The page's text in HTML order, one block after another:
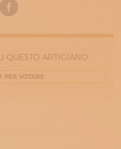
- 13:00
- 19:30
- 20:00
- 13:00
- 13:00
QUESTO ARTIGIANO
PER VOTARE